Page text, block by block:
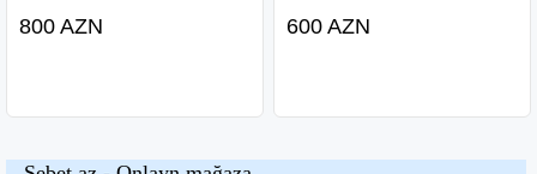
800 AZN 600 AZN